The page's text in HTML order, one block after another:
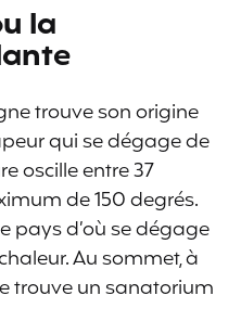
la
trouve son origine
qui se dégage de
oscille entre 37
de 150 degrés.
pays d’où se dégage
Au sommet, à
trouve un sanatorium